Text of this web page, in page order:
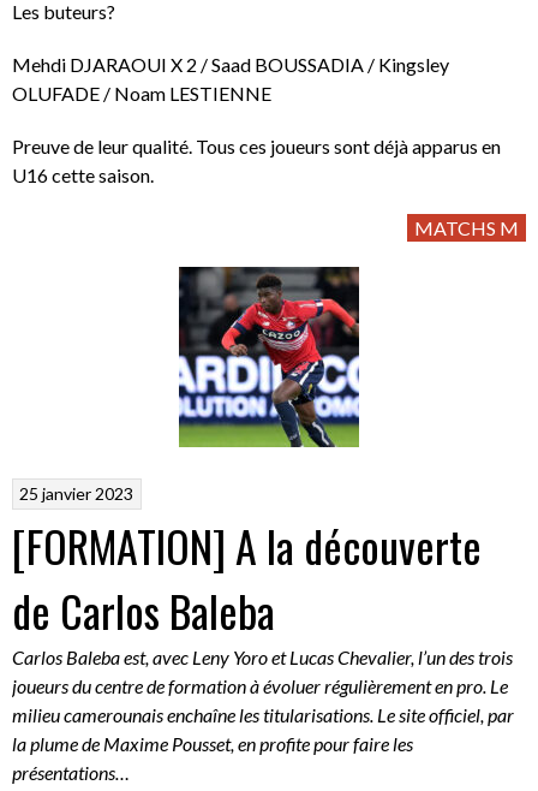
Les buteurs?
Mehdi DJARAOUI X 2 / Saad BOUSSADIA / Kingsley
OLUFADE / Noam LESTIENNE
Preuve de leur qualité. Tous ces joueurs sont déjà apparus en
U16 cette saison.
MATCHS M
25 janvier 2023
[FORMATION] A la découverte
de Carlos Baleba
Carlos Baleba est, avec Leny Yoro et Lucas Chevalier, l’un des trois
joueurs du centre de formation à évoluer régulièrement en pro. Le
milieu camerounais enchaîne les titularisations. Le site officiel, par
la plume de Maxime Pousset, en profite pour faire les
présentations…